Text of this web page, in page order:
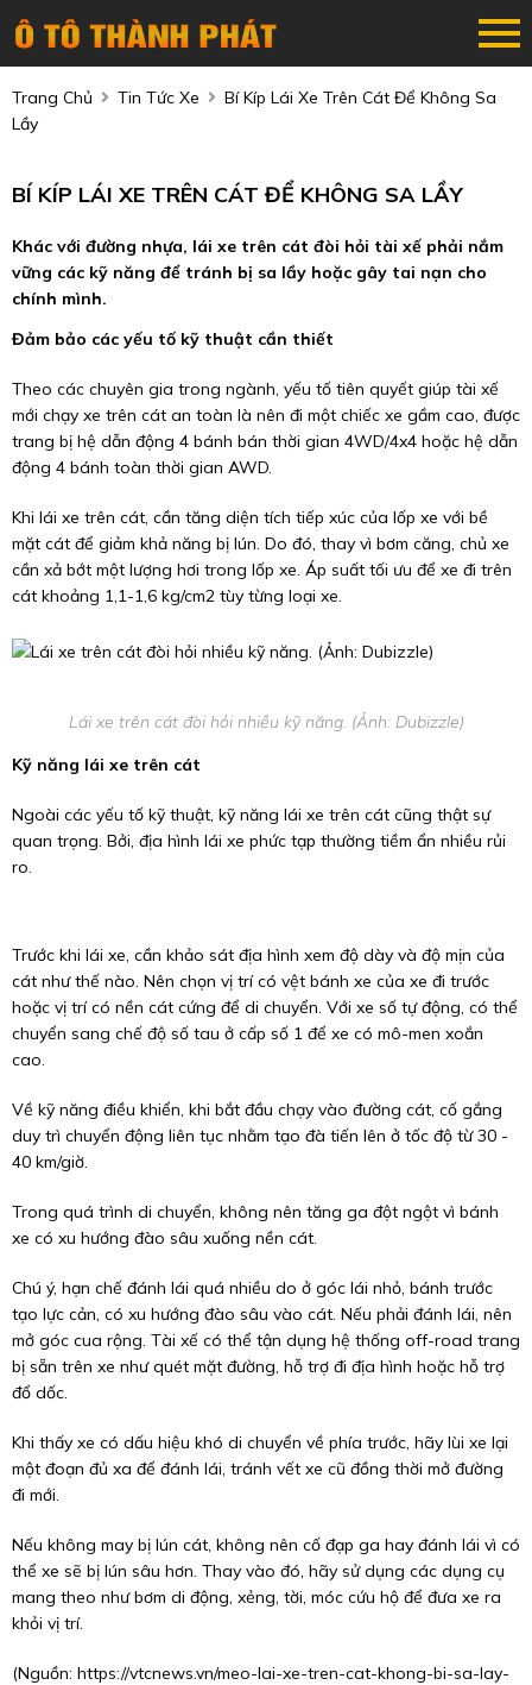
Trang Chủ Tin Tức Xe
Bí Kíp Lái Xe Trên Cát Để Không Sa
Lầy
BÍ KÍP LÁI XE TRÊN CÁT ĐỂ KHÔNG SA LẦY
Khác với đường nhựa, lái xe trên cát đòi hỏi tài xế phải nắm
vững các kỹ năng để tránh bị sa lầy hoặc gây tai nạn cho
chính mình.
Đảm bảo các yếu tố kỹ thuật cần thiết
Theo các chuyên gia trong ngành, yếu tố tiên quyết giúp tài xế
mới chạy xe trên cát an toàn là nên đi một chiếc xe gầm cao, được
trang bị hệ dẫn động 4 bánh bán thời gian 4WD/4x4 hoặc hệ dẫn
động 4 bánh toàn thời gian AWD.
Khi lái xe trên cát, cần tăng diện tích tiếp xúc của lốp xe với bề
mặt cát để giảm khả năng bị lún. Do đó, thay vì bơm căng, chủ xe
cần xả bớt một lượng hơi trong lốp xe. Áp suất tối ưu để xe đi trên
cát khoảng 1,1-1,6 kg/cm2 tùy từng loại xe.
Lái xe trên cát đòi hỏi nhiều kỹ năng. (Ảnh: Dubizzle)
Kỹ năng lái xe trên cát
Ngoài các yếu tố kỹ thuật, kỹ năng lái xe trên cát cũng thật sự
quan trọng. Bởi, địa hình lái xe phức tạp thường tiềm ẩn nhiều rủi
ro.
Trước khi lái xe, cần khảo sát địa hình xem độ dày và độ mịn của
cát như thế nào. Nên chọn vị trí có vệt bánh xe của xe đi trước
hoặc vị trí có nền cát cứng để di chuyển. Với xe số tự động, có thể
chuyển sang chế độ số tau ở cấp số 1 để xe có mô-men xoắn
cao.
Về kỹ năng điều khiển, khi bắt đầu chạy vào đường cát, cố gắng
duy trì chuyển động liên tục nhằm tạo đà tiến lên ở tốc độ từ 30 -
40 km/giờ.
Trong quá trình di chuyển, không nên tăng ga đột ngột vì bánh
xe có xu hướng đào sâu xuống nền cát.
Chú ý, hạn chế đánh lái quá nhiều do ở góc lái nhỏ, bánh trước
tạo lực cản, có xu hướng đào sâu vào cát. Nếu phải đánh lái, nên
mở góc cua rộng. Tài xế có thể tận dụng hệ thống off-road trang
bị sẵn trên xe như quét mặt đường, hỗ trợ đi địa hình hoặc hỗ trợ
đổ dốc.
Khi thấy xe có dấu hiệu khó di chuyển về phía trước, hãy lùi xe lại
một đoạn đủ xa để đánh lái, tránh vết xe cũ đồng thời mở đường
đi mới.
Nếu không may bị lún cát, không nên cố đạp ga hay đánh lái vì có
thể xe sẽ bị lún sâu hơn. Thay vào đó, hãy sử dụng các dụng cụ
mang theo như bơm di động, xẻng, tời, móc cứu hộ để đưa xe ra
khỏi vị trí.
(Nguồn: https://vtcnews.vn/meo-lai-xe-tren-cat-khong-bi-sa-lay-